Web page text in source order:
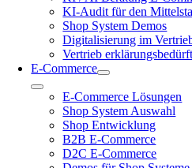
KI-Audit für den
Shop System Demos
Digitalisierung im
Vertrieb
E-Commerce
Toggle
Navigation
E-Commerce Lösungen
Shop System Auswahl
Shop Entwicklung
B2B E-Commerce
D2C E-Commerce